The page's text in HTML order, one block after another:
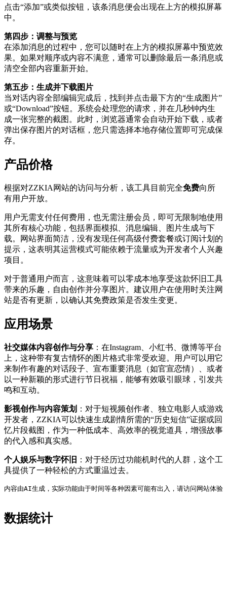
点击“添加”或类似按钮，该条消息便会出现在上方的模拟屏幕
中。
第四步：调整与预览
在添加消息的过程中，您可以随时在上方的模拟屏幕中预览效
果。如果对顺序或内容不满意，通常可以删除最后一条消息或
清空全部内容重新开始。
第五步：生成并下载图片
当对话内容全部编辑完成后，找到并点击最下方的“生成图片”
或“Download”按钮。系统会处理您的请求，并在几秒钟内生
成一张完整的截图。此时，浏览器通常会自动开始下载，或者
弹出保存图片的对话框，您只需选择本地存储位置即可完成保
存。
产品价格
根据对ZZKIA网站的访问与分析，该工具目前完全免费向所
有用户开放。
用户无需支付任何费用，也无需注册会员，即可无限制地使用
其所有核心功能，包括界面模拟、消息编辑、图片生成与下
载。网站界面简洁，没有发现任何高级付费套餐或订阅计划的
提示，这表明其运营模式可能依赖于流量或为开发者个人兴趣
项目。
对于普通用户而言，这意味着可以零成本地享受这款怀旧工具
带来的乐趣，自由创作并分享图片。建议用户在使用时关注网
站是否有更新，以确认其免费政策是否发生变更。
应用场景
社交媒体内容创作与分享 ：在Instagram、小红书、微博等平台
上，这种带有复古情怀的图片格式非常受欢迎。用户可以用它
来制作有趣的对话段子、宣布重要消息（如官宣恋情）、或者
以一种新颖的形式进行节日祝福，能够有效吸引眼球，引发共
鸣和互动。
影视创作与内容策划 ：对于短视频创作者、独立电影人或游戏
开发者，ZZKIA可以快速生成剧情所需的“历史短信”证据或回
忆片段截图，作为一种低成本、高效率的视觉道具，增强故事
的代入感和真实感。
个人娱乐与数字怀旧 ：对于经历过功能机时代的人群，这个工
具提供了一种轻松的方式重温过去。
内容由AI生成，实际功能由于时间等各种因素可能有出入，请访问网站体验
数据统计